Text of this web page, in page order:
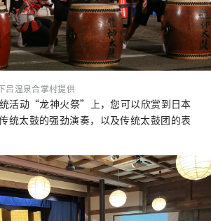
温泉合掌村提供
活动“龙神火祭”上，您可以欣赏到日本
太鼓的强劲演奏，以及传统太鼓团的表